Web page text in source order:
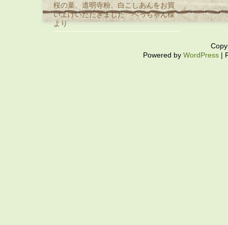
桜の葉、道明寺粉、白こしあんをお買
い上げいただきました べっちゃん様
より
Powered by WordPress|